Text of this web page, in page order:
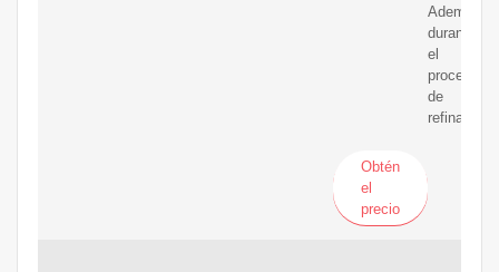
Además,
durante
el
proceso
de
refinación,
Obtén
el
precio